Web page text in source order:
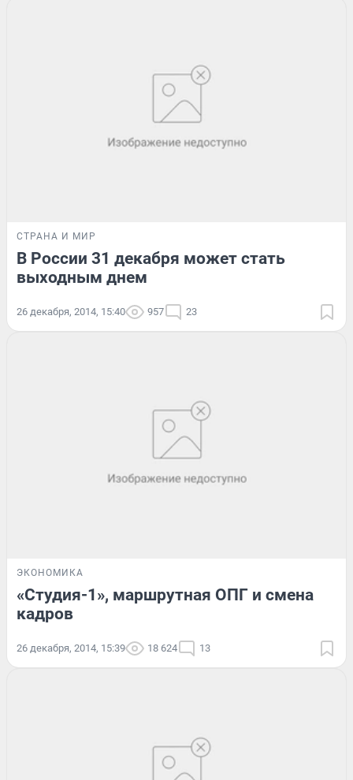
СТРАНА И МИР
В России 31 декабря может стать
выходным днем
26 декабря, 2014, 15:40 957 23
ЭКОНОМИКА
«Студия-1», маршрутная ОПГ и смена
кадров
26 декабря, 2014, 15:39 18 624 13